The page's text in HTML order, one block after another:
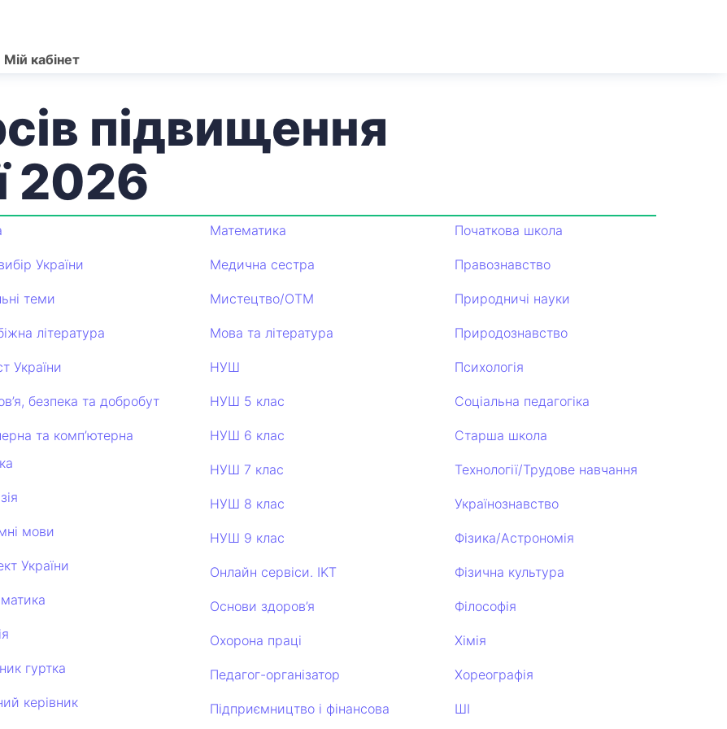
Мій кабінет
підвищення
2026
України
теми
література
України
безпека та добробут
та комп’ютерна
мови
України
гуртка
керівник
Математика
Медична сестра
Мистецтво/ОТМ
Мова та література
НУШ
НУШ 5 клас
НУШ 6 клас
НУШ 7 клас
НУШ 8 клас
НУШ 9 клас
Онлайн сервіси. IKT
Основи здоров’я
Охорона праці
Педагог-організатор
Підприємництво і фінансова
Початкова школа
Правознавство
Природничі науки
Природознавство
Психологія
Соціальна педагогіка
Старша школа
Технології/Трудове навчання
Українознавство
Фізика/Астрономія
Фізична культура
Філософія
Хімія
Хореографія
ШІ